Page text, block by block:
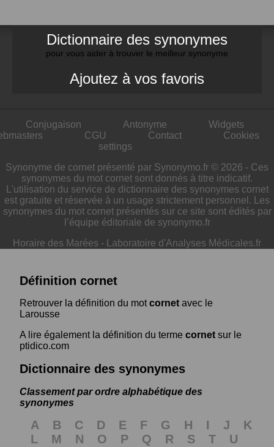
Dictionnaire des synonymes
pour vous aider à trouver le meilleur synonyme
Ajoutez à vos favoris
Conjugaison Antonyme
Widgets
CGU Contact
Cookies
settings
Synonyme de cornet présenté par Synonymo.fr © 2026 - Ces
synonymes du mot cornet sont donnés à titre indicatif.
L'utilisation du service de dictionnaire des synonymes cornet
est gratuite et réservée à un usage strictement personnel. Les
synonymes du mot cornet présentés sur ce site sont édités par
l’équipe éditoriale de synonymo.fr
Horaire des Marées - Laboratoire d'Analyses Médicales.fr
Définition cornet
Retrouver la définition du motcornet avec le
Larousse
A lire également la définition du terme cornet sur le
ptidico.com
Dictionnaire des synonymes
Classement par ordre alphabétique des
synonymes
A B C D E F G H I J
K
L
M N O P Q R S T
U